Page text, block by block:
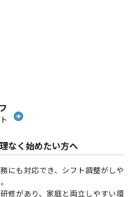
なく始めたい方へ
にも対応でき、シフト調整がしや
修があり、家庭と両立しやすい環